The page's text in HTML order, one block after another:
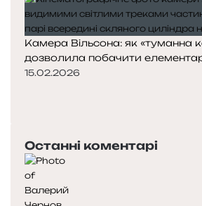
Камера Вільсона: як «туманна
дозволила побачити
15.02.2026
р
е
д
н
т
у
п
н
Останні коментарі